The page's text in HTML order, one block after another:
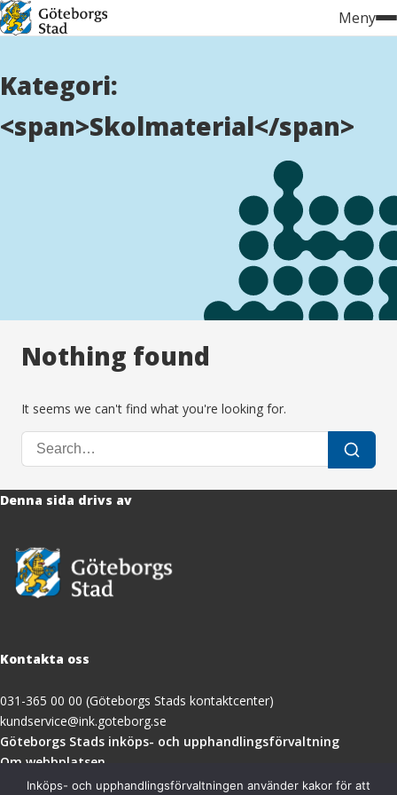
Hoppa
till
Meny
Kategori:
<span>Skolmaterial</span>
Nothing found
It seems we can't find what you're looking for.
Search
for:
Search
Denna sida drivs av
Kontakta oss
031-365 00 00 (Göteborgs Stads kontaktcenter)
kundservice@ink.goteborg.se
Göteborgs Stads inköps- och upphandlingsförvaltning(öppnas
nytt
Om webbplatsen
Tillgänglighetsredogörelse
Inköps- och upphandlingsförvaltningen använder kakor för att